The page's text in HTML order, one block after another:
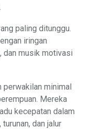
paling ditunggu.
iringan
dan musik motivasi
perwakilan minimal
Mereka
kecepatan dalam
dan jalur